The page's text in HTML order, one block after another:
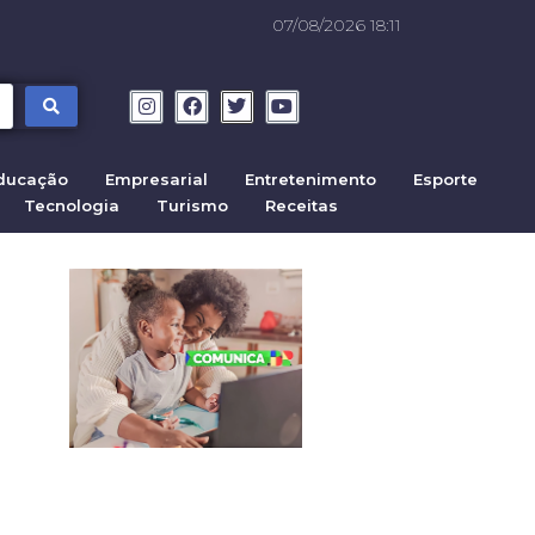
07/08/2026 18:11
Empresarial Entretenimento
Esporte
Tecnologia Turismo Receitas